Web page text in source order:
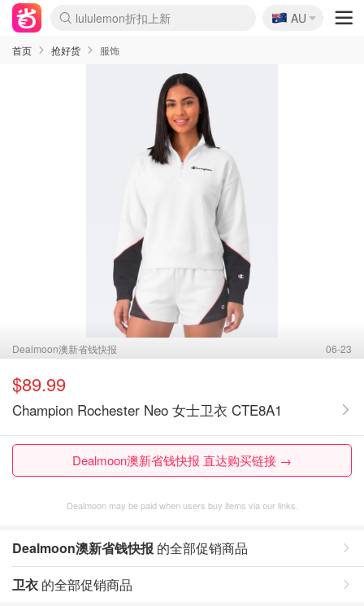
lululemon折扣上新
Sasa美妆护肤3.5折
SSENSE年中3折
FreshBeauty好价汇总
Cettire降价+叠9折
Farfetch折上8折
WWS Coles超市实拍
viagogo二手票捡漏
Myer清仓1折起
The Outnet奢牌1折起
David Jones 3折起
Flannels大牌1折
Perfumes Club护肤1折
AMIRO返校季6.2折
Oweek抽奖送Airpods
Amazon折扣汇总
eToro入金$200送$50
Amazon数码好物
ICONIC本周7.5折
ThedoubleF高奢地板价
Moose Knuckles 6折
丝芙兰5折起
EUFY官网3.7折起
Selenichast首饰2折
Trip机票酒店促销
YSL送5件彩妆礼
Amazon家居好物
BIGBANG巡演开票
David Jones时尚3折
Amazon美妆护肤
雅漾大喷$8
过敏原检测盒$33
伊索独家赠50ml沐浴露
科颜氏清仓3折
SEALIFE海洋馆门票6折
丝塔芙大白罐$16
订阅Newsletter送香薰
Cult Beauty 6.8折
Harrods圣诞日历2.3折
LN-CC奢牌私促3折
d'Alba空姐喷雾$16
EVE LOM套装逆天2折
Bernardelli独家4折
Adore Beauty 6折起
CT圣诞日历
Mytheresa奢品2.7折
Luxury Escapes 9折
Currentbody美容仪9折
MOON Garden Live
ALLSAINTS美衣3折
Roborock扫地机3.7折
Tingo Life水杯$24
Valentino官网5折
CR洗发护发6.3折
🇦🇺
AU
首页 抢好货 服饰
Dealmoon澳新省钱快报 06-23
$89.99
Champion Rochester Neo 女士卫衣 CTE8A1
Dealmoon澳新省钱快报 直达购买链接 →
Dealmoon may be paid when users buy items via our links.
Dealmoon澳新省钱快报 的全部促销商品
卫衣 的全部促销商品